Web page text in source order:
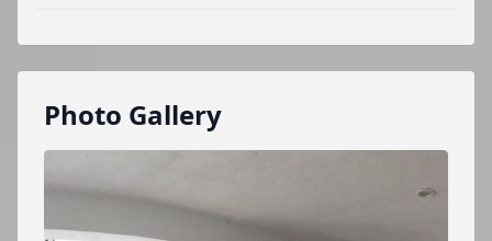
Photo Gallery